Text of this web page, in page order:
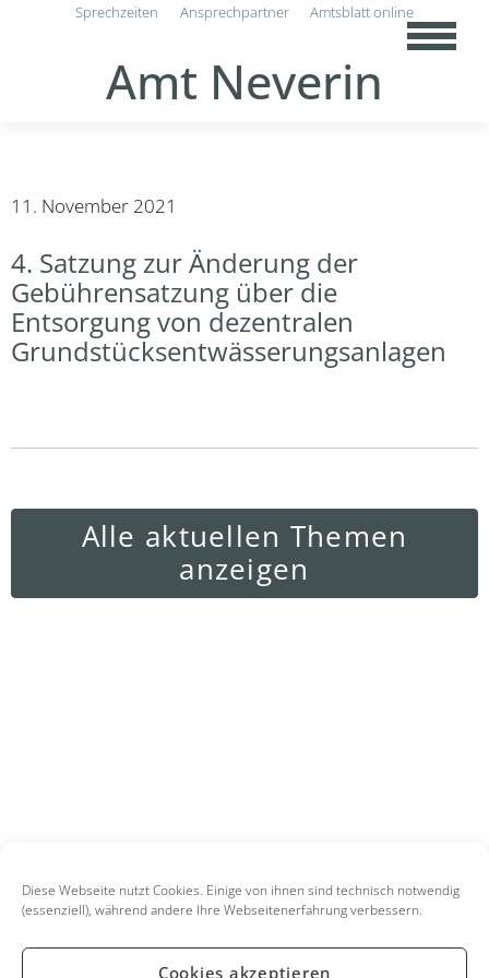
Diese Webseite nutzt Cookies. Einige von ihnen sind technisch notwendig
(essenziell), während andere Ihre Webseitenerfahrung verbessern.
Cookies akzeptieren
Amt Neverin
Sprechzeiten Ansprechpartner Amtsblatt online
11. November 2021
4. Satzung zur Änderung der
Gebührensatzung über die
Entsorgung von dezentralen
Grundstücksentwässerungsanlagen
Alle aktuellen Themen
anzeigen